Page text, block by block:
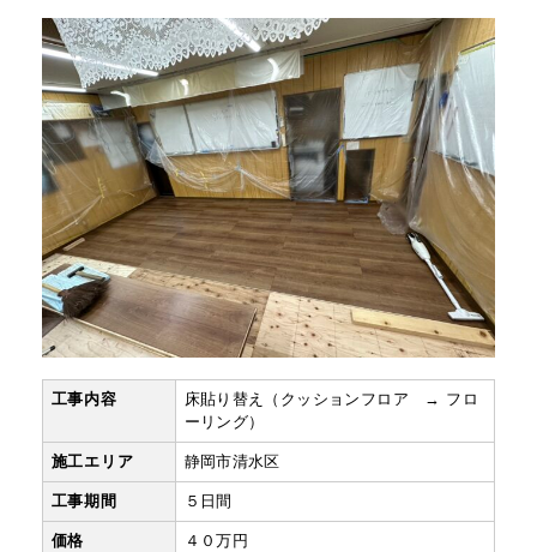
工事内容
床貼り替え（クッションフロア → フロ
ーリング）
施工エリア 静岡市清水区
工事期間 ５日間
価格 ４０万円